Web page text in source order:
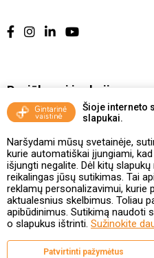
Šioje interneto
slapukai.
Naršydami mūsų svetainėje,
kurie automatiškai įjungiami,
išjungti negalite. Dėl kitų
reikalingas jūsų sutikimas. Tai
reklamų personalizavimui, kurie
aktualesnius skelbimus. Toliau
apibūdinimus. Sutikimą naudoti
o slapukus ištrinti. Sužinokite
Patvirtinti pažymėtus
Pasiūlymai ir akcijos
Vakcinavimo tvarka ir
Kontaktai ir Karjera
Taisyklės ir politika
Valstybinė vaistų